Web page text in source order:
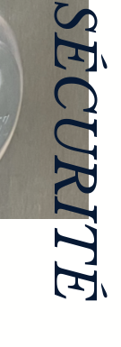
SÉCURITÉ